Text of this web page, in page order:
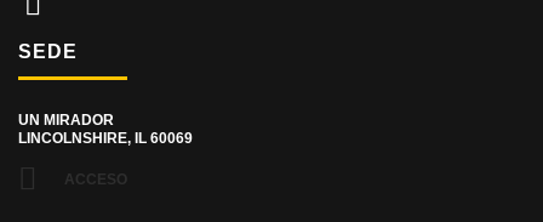
SEDE
UN MIRADOR
LINCOLNSHIRE, IL 60069
ACCESO